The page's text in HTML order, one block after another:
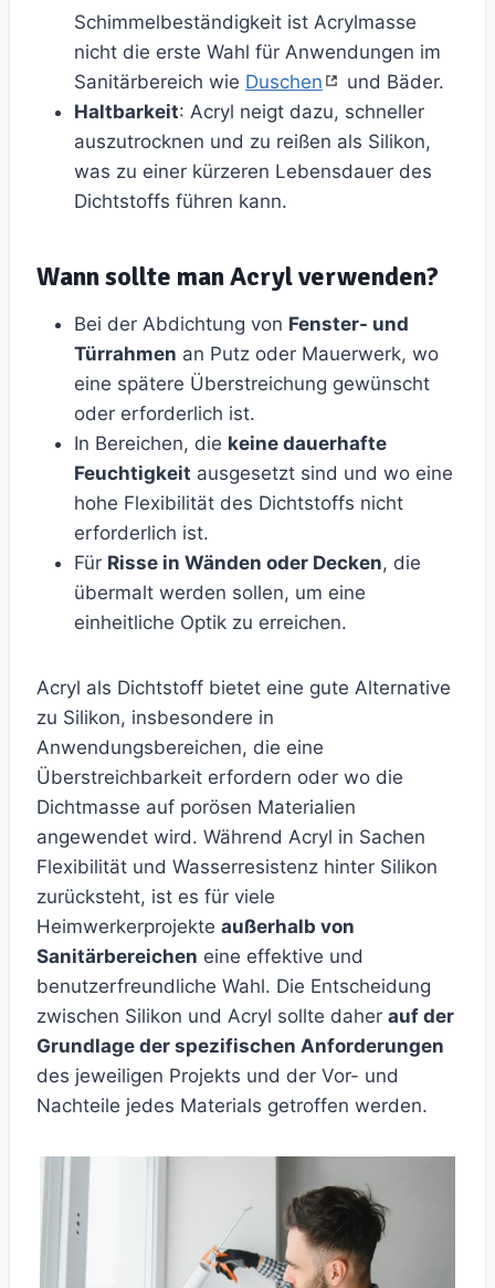
Schimmelbeständigkeit ist Acrylmasse
nicht die erste Wahl für Anwendungen im
Sanitärbereich wie Duschen
und Bäder.
Haltbarkeit: Acryl neigt dazu, schneller
auszutrocknen und zu reißen als Silikon,
was zu einer kürzeren Lebensdauer des
Dichtstoffs führen kann.
Wann sollte man Acryl verwenden?
Bei der Abdichtung von Fenster- und
Türrahmen an Putz oder Mauerwerk, wo
eine spätere Überstreichung gewünscht
oder erforderlich ist.
In Bereichen, die keine dauerhafte
Feuchtigkeit ausgesetzt sind und wo eine
hohe Flexibilität des Dichtstoffs nicht
erforderlich ist.
Für Risse in Wänden oder Decken, die
übermalt werden sollen, um eine
einheitliche Optik zu erreichen.
Acryl als Dichtstoff bietet eine gute Alternative
zu Silikon, insbesondere in
Anwendungsbereichen, die eine
Überstreichbarkeit erfordern oder wo die
Dichtmasse auf porösen Materialien
angewendet wird. Während Acryl in Sachen
Flexibilität und Wasserresistenz hinter Silikon
zurücksteht, ist es für viele
Heimwerkerprojekte außerhalb von
Sanitärbereichen eine effektive und
benutzerfreundliche Wahl. Die Entscheidung
zwischen Silikon und Acryl sollte daher auf der
Grundlage der spezifischen Anforderungen
des jeweiligen Projekts und der Vor- und
Nachteile jedes Materials getroffen werden.